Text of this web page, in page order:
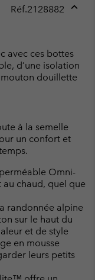
Réf.2128882
avec ces bottes
d’une isolation
douillette
à la semelle
un confort et
Omni-
chaud, quel que
randonnée alpine
sur le haut du
et de style
en mousse
leurs petits